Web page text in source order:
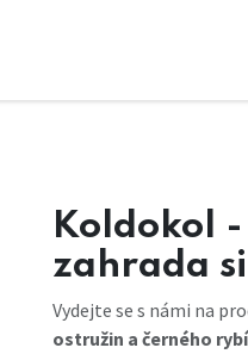
Koldokol -
zahrada
Vydejte se s námi na
ostružin a černého